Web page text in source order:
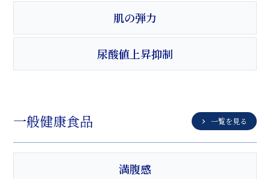
肌の弾力
尿酸値上昇抑制
一般健康食品 一覧を見る
満腹感